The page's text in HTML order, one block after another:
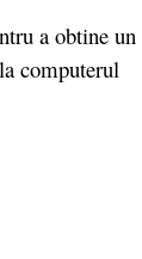
a obtine un
computerul